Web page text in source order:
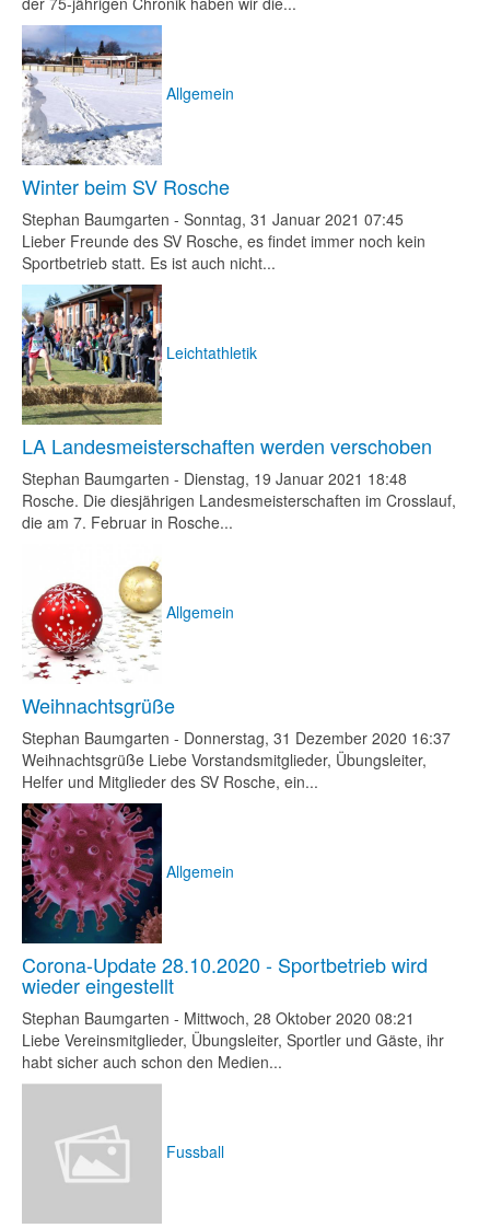
Allgemein
Winter beim SV Rosche
Stephan Baumgarten - Sonntag, 31 Januar 2021 07:45
Lieber Freunde des SV Rosche, es findet immer noch kein
Sportbetrieb statt. Es ist auch nicht...
Leichtathletik
LA Landesmeisterschaften werden verschoben
Stephan Baumgarten - Dienstag, 19 Januar 2021 18:48
Rosche. Die diesjährigen Landesmeisterschaften im Crosslauf,
die am 7. Februar in Rosche...
Allgemein
Weihnachtsgrüße
Stephan Baumgarten - Donnerstag, 31 Dezember 2020 16:37
Weihnachtsgrüße Liebe Vorstandsmitglieder, Übungsleiter,
Helfer und Mitglieder des SV Rosche, ein...
Allgemein
Corona-Update 28.10.2020 - Sportbetrieb wird
wieder eingestellt
Stephan Baumgarten - Mittwoch, 28 Oktober 2020 08:21
Liebe Vereinsmitglieder, Übungsleiter, Sportler und Gäste, ihr
habt sicher auch schon den Medien...
Fussball